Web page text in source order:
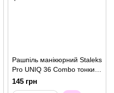
Рашпіль манікюрний Staleks
Pro UNIQ 36 Combo тонкий
прямий змінна частина
лопатки
145 грн